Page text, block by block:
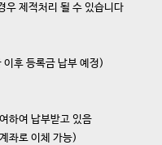
우 제적처리 될 수 있습니다
후 등록금 납부 예정)
하여 납부받고 있음
좌로 이체 가능)